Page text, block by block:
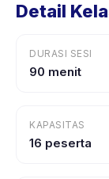
Detail
DURASI SESI
90 menit
KAPASITAS
16 peserta